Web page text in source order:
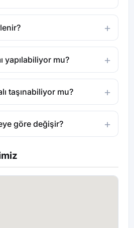
yapılabiliyor mu?
taşınabiliyor mu?
göre değişir?